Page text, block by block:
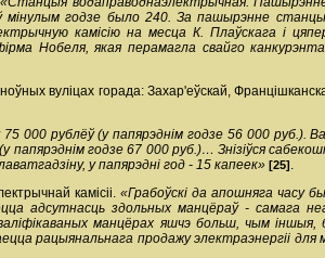
годзе было 240. За пашырэнне
камісію на месца К. Плаўскага і
Нобеля, якая перамагла свайго
вуліцах горада: Захар'еўскай,
000 рублёў (у папярэднім годзе 56 000
папярэднім годзе 67 000 руб.)… Знізіўся
у папярэдні год - 15 капеек» [25].
камісіі. «Грабоўскі да апошняга часу
адсутнасць здольных манцёраў - самага
манцёрах яшчэ больш, чым
рацыянальнага продажу электраэнергіі